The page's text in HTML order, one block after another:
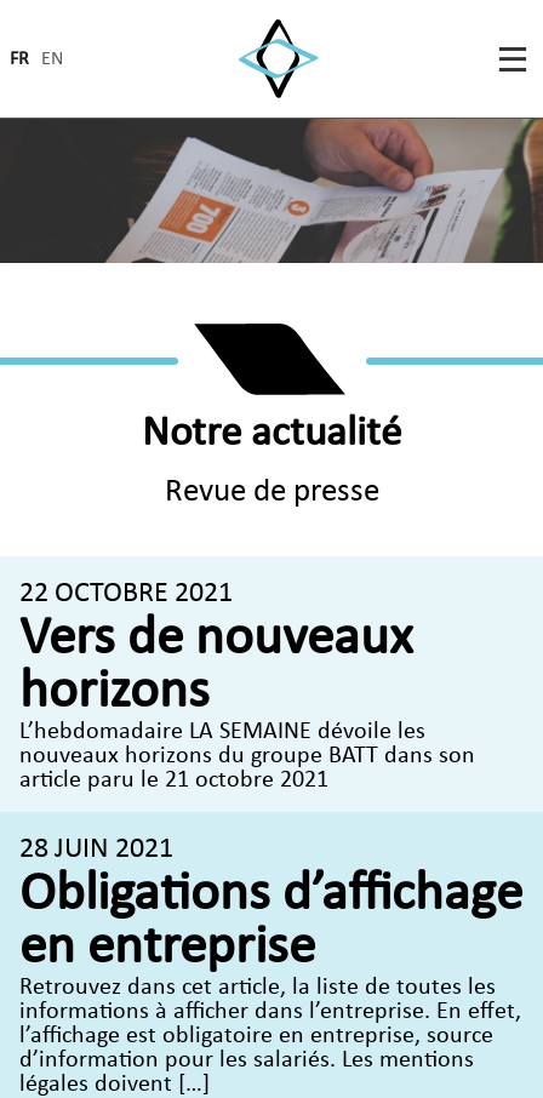
FR EN
Notre actualité
Revue de presse
22 OCTOBRE 2021
Vers de nouveaux
horizons
L’hebdomadaire LA SEMAINE dévoile les
nouveaux horizons du groupe BATT dans son
article paru le 21 octobre 2021
28 JUIN 2021
Obligations d’affichage
en entreprise
Retrouvez dans cet article, la liste de toutes les
informations à afficher dans l’entreprise. En effet,
l’affichage est obligatoire en entreprise, source
d’information pour les salariés. Les mentions
légales doivent […]